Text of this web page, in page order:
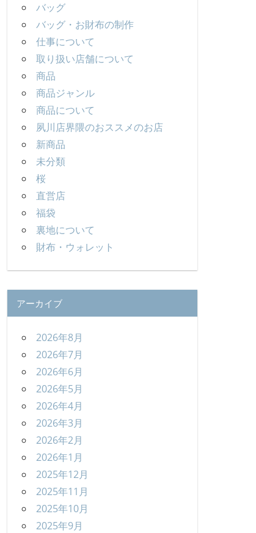
バッグ
バッグ・お財布の制作
仕事について
取り扱い店舗について
商品
商品ジャンル
商品について
夙川店界隈のおススメのお店
新商品
未分類
桜
直営店
福袋
裏地について
財布・ウォレット
アーカイブ
2026年8月
2026年7月
2026年6月
2026年5月
2026年4月
2026年3月
2026年2月
2026年1月
2025年12月
2025年11月
2025年10月
2025年9月